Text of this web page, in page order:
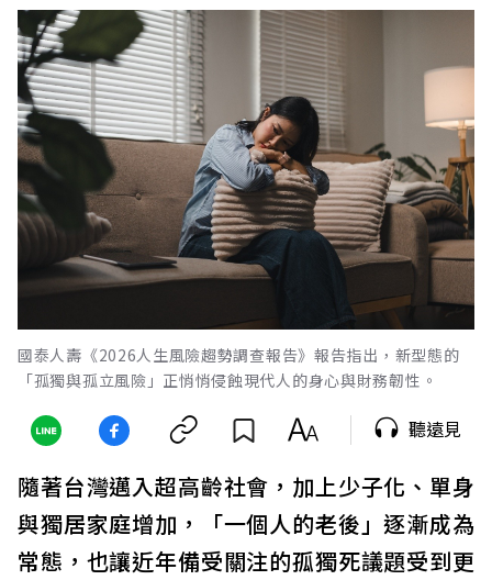
國泰人壽《2026人生風險趨勢調查報告》報告指出，新型態的
「孤獨與孤立風險」正悄悄侵蝕現代人的身心與財務韌性。
聽遠見
隨著台灣邁入超高齡社會，加上少子化、單身
與獨居家庭增加，「一個人的老後」逐漸成為
常態，也讓近年備受關注的孤獨死議題受到更